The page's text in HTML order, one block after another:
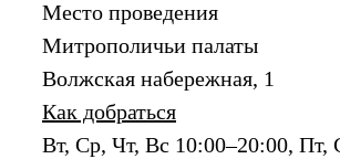
Место проведения
Митрополичьи палаты
Волжская набережная, 1
Как добраться
Вт, Ср, Чт, Вс 10:00–20:00, Пт,